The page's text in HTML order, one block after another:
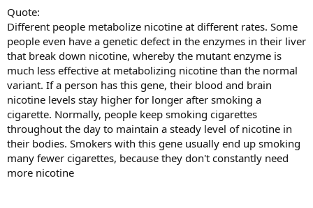
Quote:
Different people metabolize nicotine at different rates. Some
people even have a genetic defect in the enzymes in their liver
that break down nicotine, whereby the mutant enzyme is
much less effective at metabolizing nicotine than the normal
variant. If a person has this gene, their blood and brain
nicotine levels stay higher for longer after smoking a
cigarette. Normally, people keep smoking cigarettes
throughout the day to maintain a steady level of nicotine in
their bodies. Smokers with this gene usually end up smoking
many fewer cigarettes, because they don't constantly need
more nicotine